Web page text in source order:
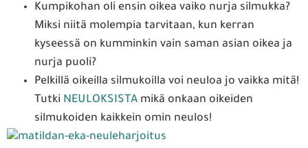
Kumpikohan oli ensin oikea vaiko nurja silmukka?
Miksi niitä molempia tarvitaan, kun kerran
kyseessä on kumminkin vain saman asian oikea ja
nurja puoli?
Pelkillä oikeilla silmukoilla voi neuloa jo vaikka mitä!
Tutki NEULOKSISTA mikä onkaan oikeiden
silmukoiden kaikkein omin neulos!